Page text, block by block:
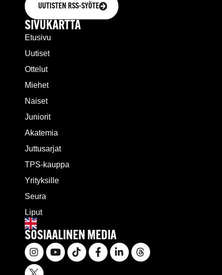
UUTISTEN RSS-SYÖTE
SIVUKARTTA
Etusivu
Uutiset
Ottelut
Miehet
Naiset
Juniorit
Akatemia
Juttusarjat
TPS-kauppa
Yrityksille
Seura
Liput
SOSIAALINEN MEDIA